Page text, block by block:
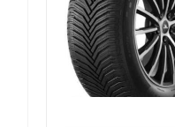
Quick view